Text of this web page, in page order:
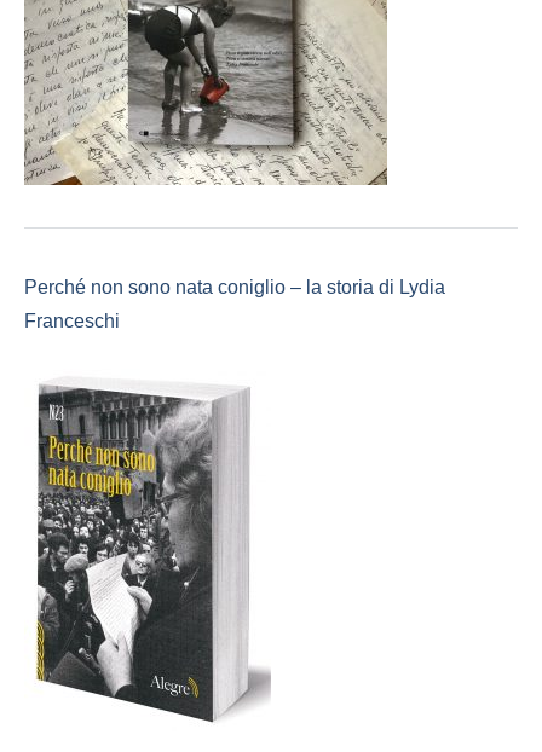
Perché non sono nata coniglio – la storia di Lydia
Franceschi